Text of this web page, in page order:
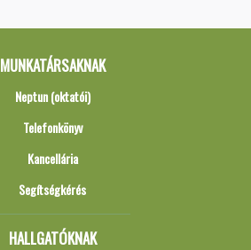
MUNKATÁRSAKNAK
Neptun (oktatói)
Telefonkönyv
Kancellária
Segítségkérés
HALLGATÓKNAK